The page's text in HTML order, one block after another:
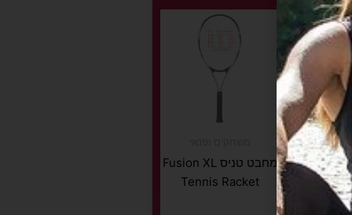
מחבט טניס Fusion XL
Tennis Racket